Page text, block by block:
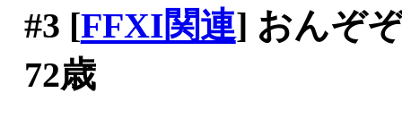
#3 [FFXI関連] おんぞ
72歳